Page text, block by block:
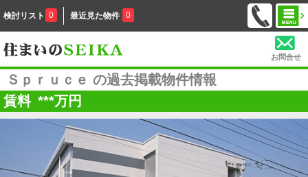
検討リスト 0 最近見た物件 0
お問合せ
Ｓｐｒｕｃｅ の過去掲載物件情報
賃料 ***万円